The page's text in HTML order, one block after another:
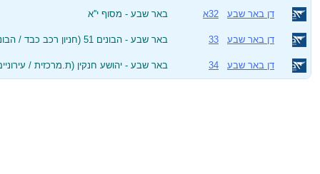
דן באר שבע 32א באר שבע - מסוף י''א
דן באר שבע 33 באר שבע - הבונים 51 (חניון רכב כבד / הבונים)
דן באר שבע 34 באר שבע - יהושע חנקין (ת.מרכזית /